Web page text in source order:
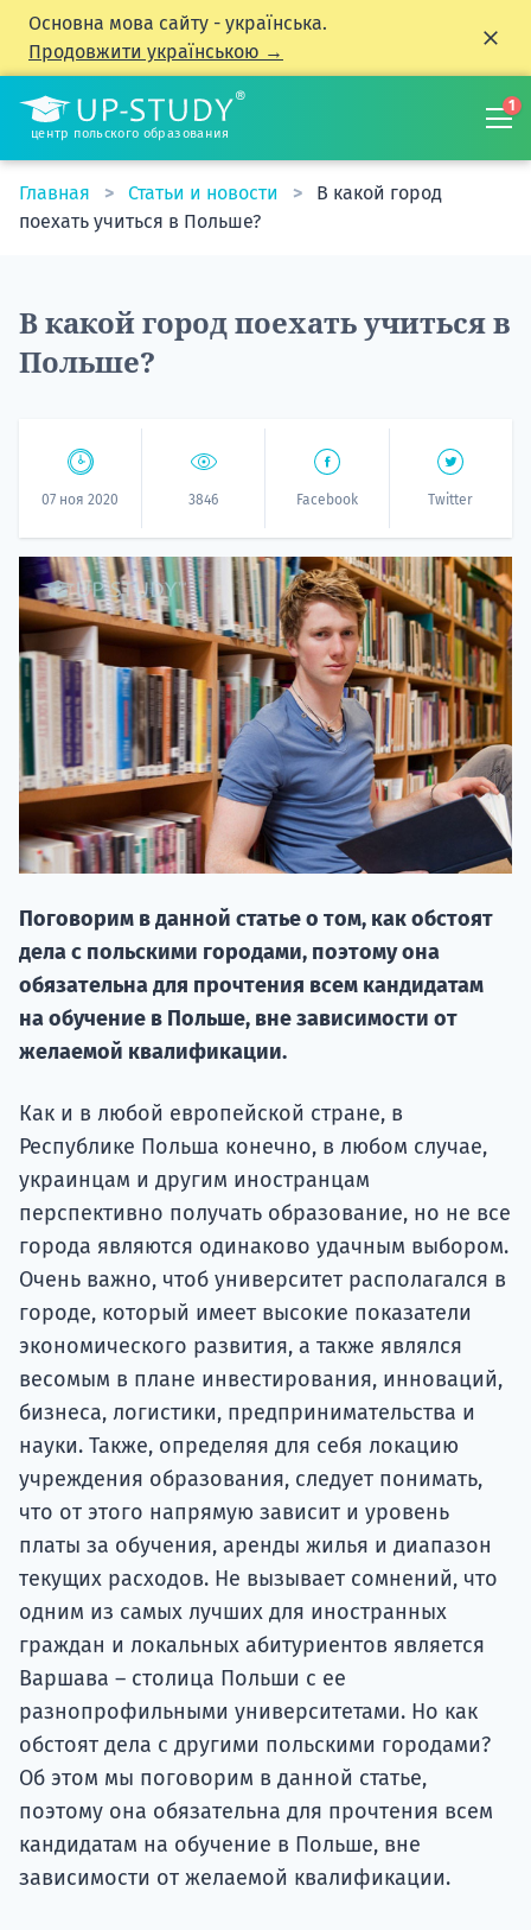
Основна мова сайту - українська.
Продовжити українською →
центр польского образования
1
Главная Статьи и новости
В какой город
поехать учиться в Польше?
В какой город поехать учиться в
Польше?
07 ноя 2020 3846 Facebook Twitter
Поговорим в данной статье о том, как обстоят
дела с польскими городами, поэтому она
обязательна для прочтения всем кандидатам
на обучение в Польше, вне зависимости от
желаемой квалификации.
Как и в любой европейской стране, в
Республике Польша конечно, в любом случае,
украинцам и другим иностранцам
перспективно получать образование, но не все
города являются одинаково удачным выбором.
Очень важно, чтоб университет располагался в
городе, который имеет высокие показатели
экономического развития, а также являлся
весомым в плане инвестирования, инноваций,
бизнеса, логистики, предпринимательства и
науки. Также, определяя для себя локацию
учреждения образования, следует понимать,
что от этого напрямую зависит и уровень
платы за обучения, аренды жилья и диапазон
текущих расходов. Не вызывает сомнений, что
одним из самых лучших для иностранных
граждан и локальных абитуриентов является
Варшава – столица Польши с ее
разнопрофильными университетами. Но как
обстоят дела с другими польскими городами?
Об этом мы поговорим в данной статье,
поэтому она обязательна для прочтения всем
кандидатам на обучение в Польше, вне
зависимости от желаемой квалификации.
НАБОР